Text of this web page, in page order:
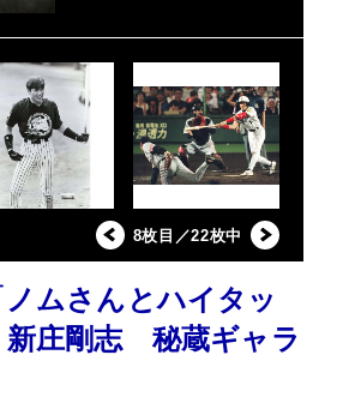
8枚目／22枚中
ムさんとハイタッ
新庄剛志 秘蔵ギャラ